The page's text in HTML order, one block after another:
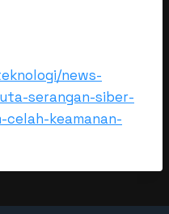
news-
serangan-siber-
celah-keamanan-